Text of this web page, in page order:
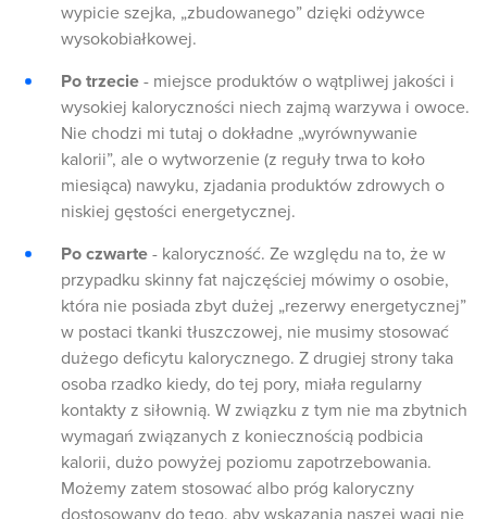
wypicie szejka, „zbudowanego” dzięki odżywce
wysokobiałkowej.
Po trzecie - miejsce produktów o wątpliwej jakości i
wysokiej kaloryczności niech zajmą warzywa i owoce.
Nie chodzi mi tutaj o dokładne „wyrównywanie
kalorii”, ale o wytworzenie (z reguły trwa to koło
miesiąca) nawyku, zjadania produktów zdrowych o
niskiej gęstości energetycznej.
Po czwarte - kaloryczność. Ze względu na to, że w
przypadku skinny fat najczęściej mówimy o osobie,
która nie posiada zbyt dużej „rezerwy energetycznej”
w postaci tkanki tłuszczowej, nie musimy stosować
dużego deficytu kalorycznego. Z drugiej strony taka
osoba rzadko kiedy, do tej pory, miała regularny
kontakty z siłownią. W związku z tym nie ma zbytnich
wymagań związanych z koniecznością podbicia
kalorii, dużo powyżej poziomu zapotrzebowania.
Możemy zatem stosować albo próg kaloryczny